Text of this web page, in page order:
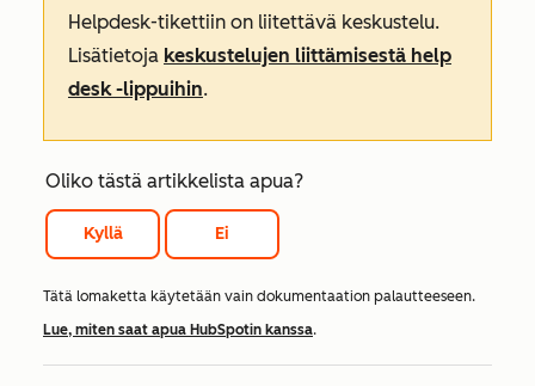
Helpdesk-tikettiin on liitettävä keskustelu.
Lisätietoja keskustelujen liittämisestä help
desk -lippuihin.
Oliko tästä artikkelista apua?
Kyllä Ei
Tätä lomaketta käytetään vain dokumentaation palautteeseen.
Lue, miten saat apua HubSpotin kanssa.